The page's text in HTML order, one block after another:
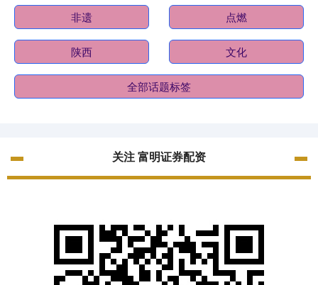
非遗 点燃
陕西 文化
全部话题标签
关注 富明证券配资